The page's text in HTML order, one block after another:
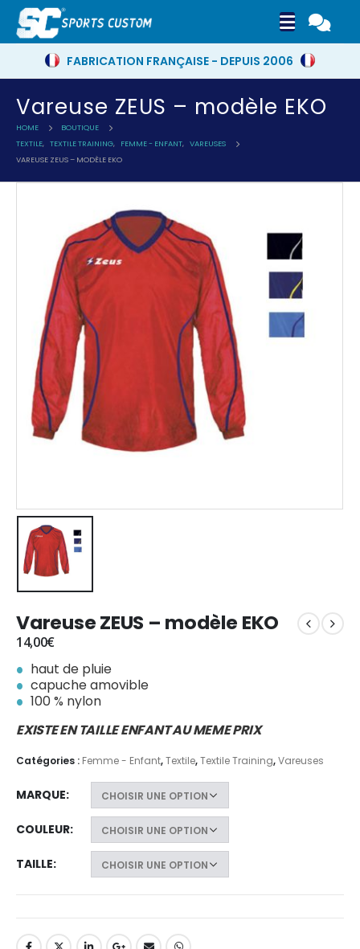
FABRICATION FRANÇAISE - DEPUIS 2006
Vareuse ZEUS – modèle EKO
HOME
BOUTIQUE
TEXTILE, TEXTILE TRAINING, FEMME - ENFANT, VAREUSES
VAREUSE ZEUS – MODÈLE EKO
Vareuse ZEUS – modèle EKO
14,00€
haut de pluie
capuche amovible
100 % nylon
EXISTE EN TAILLE ENFANT AU MEME PRIX
Catégories : Femme - Enfant,Textile,Textile Training,Vareuses
MARQUE
COULEUR
TAILLE